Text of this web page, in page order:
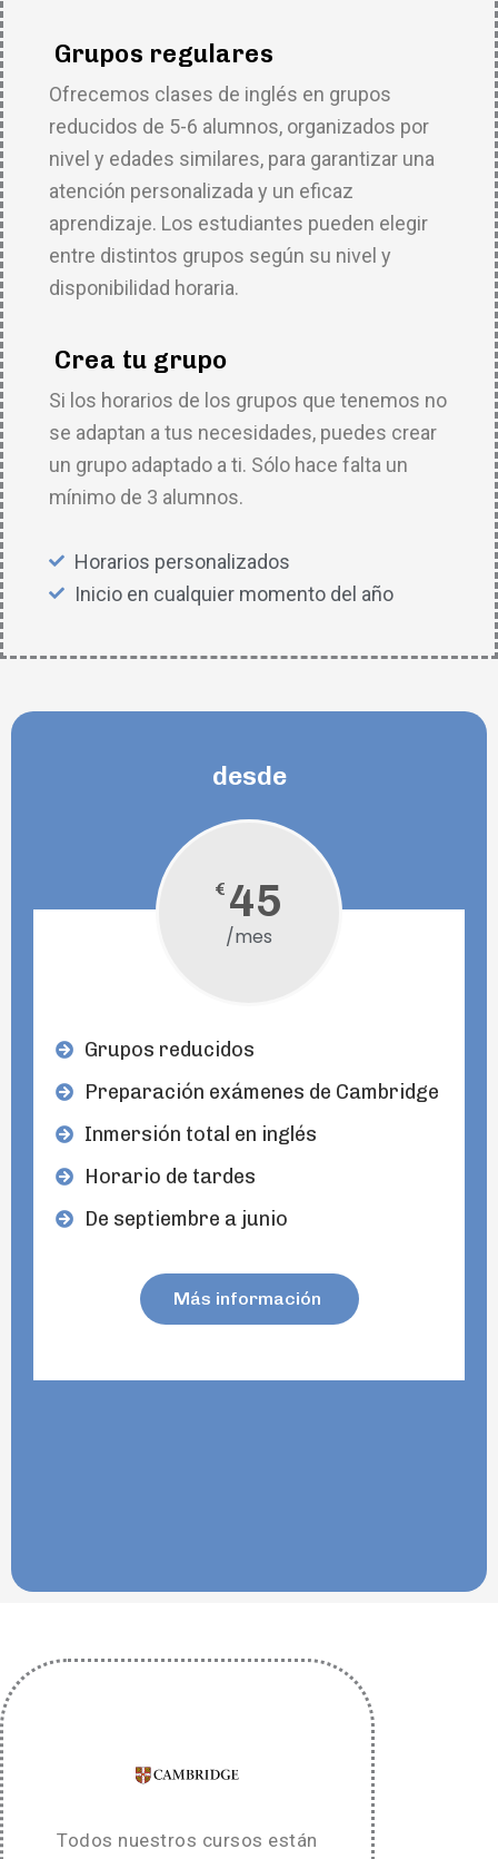
Grupos regulares
Ofrecemos clases de inglés en grupos
reducidos de 5-6 alumnos, organizados por
nivel y edades similares, para garantizar una
atención personalizada y un eficaz
aprendizaje. Los estudiantes pueden elegir
entre distintos grupos según su nivel y
disponibilidad horaria.
Crea tu grupo
Si los horarios de los grupos que tenemos no
se adaptan a tus necesidades, puedes crear
un grupo adaptado a ti. Sólo hace falta un
mínimo de 3 alumnos.
Horarios personalizados
Inicio en cualquier momento del año
desde
€ 45
/mes
Grupos reducidos
Preparación exámenes de Cambridge
Inmersión total en inglés
Horario de tardes
De septiembre a junio
Más información
Todos nuestros cursos están